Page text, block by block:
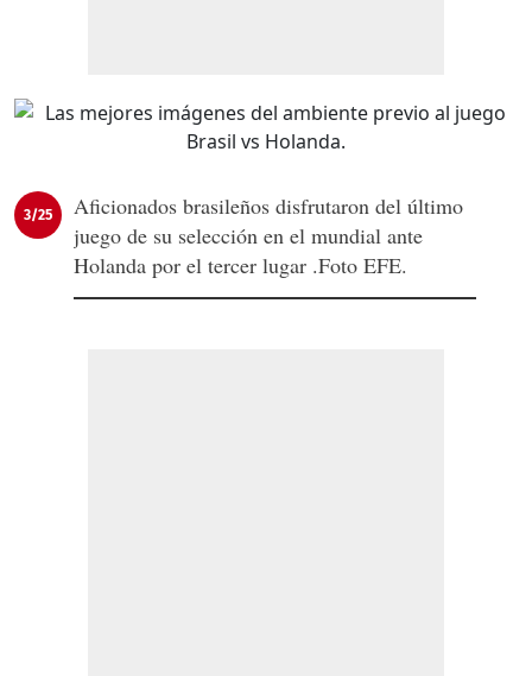
3/25
Aficionados brasileños disfrutaron del último
juego de su selección en el mundial ante
Holanda por el tercer lugar .Foto EFE.